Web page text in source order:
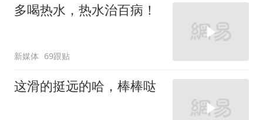
多喝热水，热水治百病！
新媒体 69跟贴
这滑的挺远的哈，棒棒哒